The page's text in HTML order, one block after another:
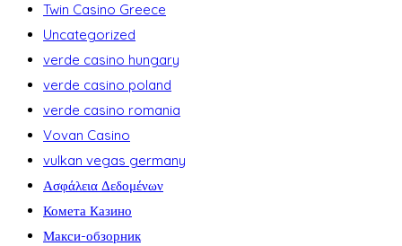
Twin Casino Greece
Uncategorized
verde casino hungary
verde casino poland
verde casino romania
Vovan Casino
vulkan vegas germany
Ασφάλεια Δεδομένων
Комета Казино
Макси-обзорник